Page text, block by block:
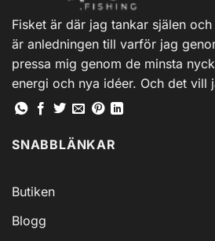
alternativen
kan
väljas
på
produktsidan
Fisket är där jag tankar själen
är anledningen till varför jag
pressa mig genom de minsta
energi och nya idéer. Och det vill
SNABBLÄNKAR
Butiken
Blogg